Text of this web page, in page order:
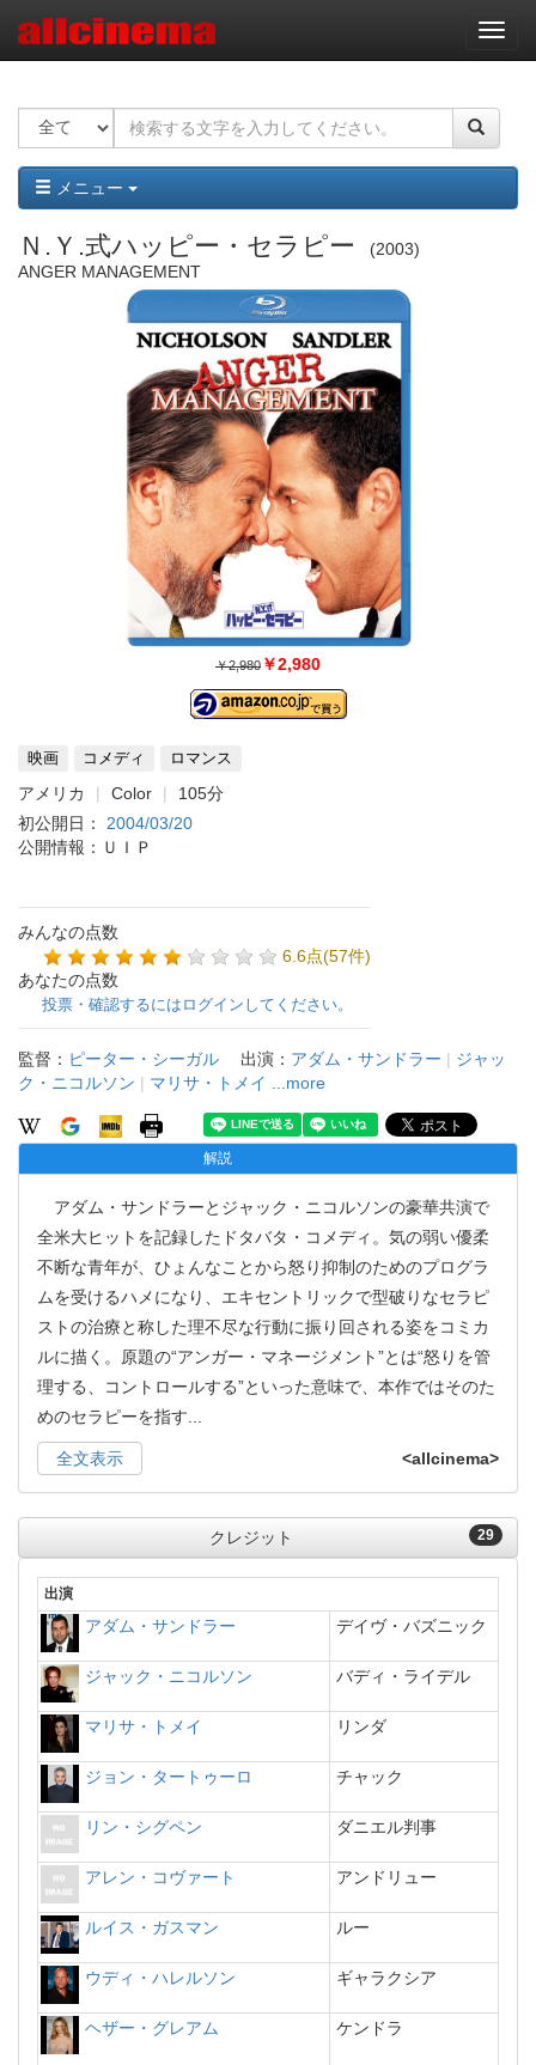
ナ
ビ
ー
ョ
ン
メニュー
Ｎ.Ｙ.式ハッピー・セラピー
2003
ANGER MANAGEMENT
￥2,980 ￥2,980
映画 コメディ ロマンス
アメリカ Color
105分
初公開日： 2004/03/20
公開情報：ＵＩＰ
みんなの点数
6.6点(57件)
あなたの点数
投票・確認するにはログインしてください。
監督： ピーター・シーガル 出演： アダム・サンドラー | ジャッ
ク・ニコルソン | マリサ・トメイ ...more
解説
アダム・サンドラーとジャック・ニコルソンの豪華共演で
全米大ヒットを記録したドタバタ・コメディ。気の弱い優柔
不断な青年が、ひょんなことから怒り抑制のためのプログラ
ムを受けるハメになり、エキセントリックで型破りなセラピ
ストの治療と称した理不尽な行動に振り回される姿をコミカ
ルに描く。原題の“アンガー・マネージメント”とは“怒りを管
理する、コントロールする”といった意味で、本作ではそのた
めのセラピーを指す
全文表示 <allcinema>
29
クレジット
出演
アダム・サンドラー デイヴ・バズニック
ジャック・ニコルソン バディ・ライデル
マリサ・トメイ リンダ
ジョン・タートゥーロ チャック
リン・シグペン ダニエル判事
アレン・コヴァート アンドリュー
ルイス・ガスマン ルー
ウディ・ハレルソン ギャラクシア
ヘザー・グレアム ケンドラ